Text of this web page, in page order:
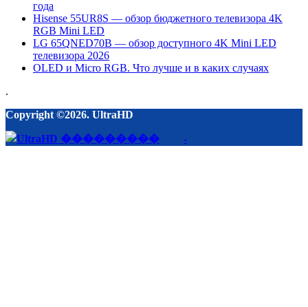
года
Hisense 55UR8S — обзор бюджетного телевизора 4K
RGB Mini LED
LG 65QNED70B — обзор доступного 4K Mini LED
телевизора 2026
OLED и Micro RGB. Что лучше и в каких случаях
.
Copyright ©2026. UltraHD
-